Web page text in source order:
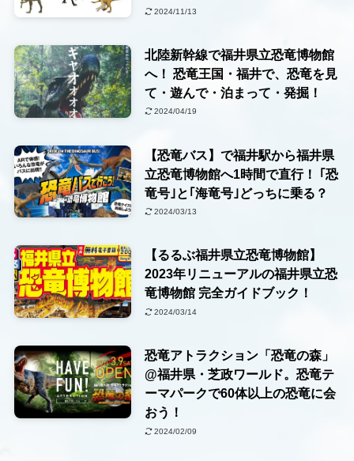
2024/11/13
北陸新幹線で福井県立恐竜博物館
へ！ 恐竜王国・福井で、恐竜を見
て・遊んで・泊まって・発掘！
2024/04/19
【恐竜バス】で福井駅から福井県
立恐竜博物館へ1時間で直行！ ｢恐
竜号｣と｢海竜号｣どっちに乗る？
2024/03/13
【るるぶ福井県立恐竜博物館】
2023年リニューアルの福井県立恐
竜博物館 完全ガイドブック！
2024/03/14
恐竜アトラクション「恐竜の森」
@福井県・芝政ワールド。恐竜テ
ーマパークで60体以上の恐竜に会
おう！
2024/02/09